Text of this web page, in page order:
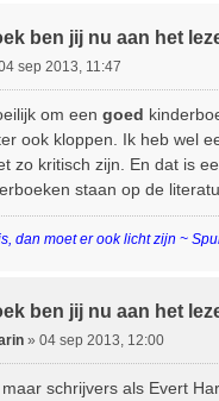
ben jij nu aan het
sep 2013, 11:47
om een goed
ook kloppen. Ik heb wel
zo kritisch zijn. En dat is
staan op de
dan moet er ook licht zijn ~
ben jij nu aan het
» 04 sep 2013, 12:00
schrijvers als Evert